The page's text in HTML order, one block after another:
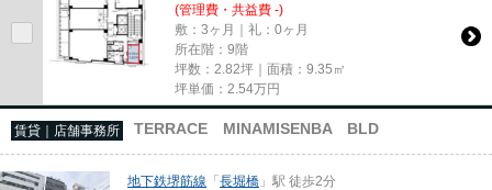
(管理費・共益費 -)
敷：3ヶ月｜礼：0ヶ月
所在階：9階
坪数：2.82坪｜面積：9.35㎡
坪単価： 2.54万円
賃貸｜店舗事務所 TERRACE MINAMISENBA BLD
地下鉄堺筋線 「長堀橋 」駅 徒歩2分